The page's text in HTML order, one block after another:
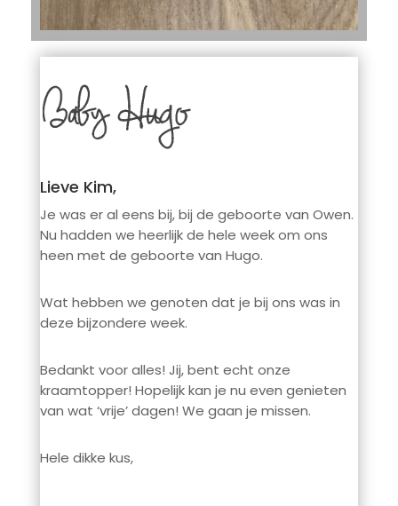
Lieve Kim,
Je was er al eens bij, bij de geboorte van Owen.
Nu hadden we heerlijk de hele week om ons
heen met de geboorte van Hugo.
Wat hebben we genoten dat je bij ons was in
deze bijzondere week.
Bedankt voor alles! Jij, bent echt onze
kraamtopper! Hopelijk kan je nu even genieten
van wat ‘vrije’ dagen! We gaan je missen.
Hele dikke kus,